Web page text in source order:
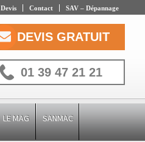
Devis Contact SAV – Dépannage
DEVIS GRATUIT
01 39 47 21 21
LE MAG SANMAC